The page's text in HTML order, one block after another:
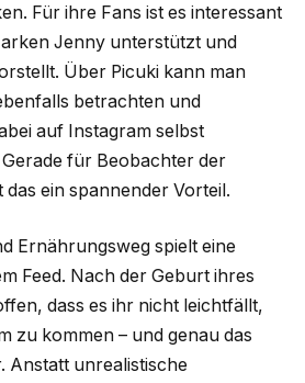
Für ihre Fans ist es interessant
Jenny unterstützt und
Über Picuki kann man
betrachten und
auf Instagram selbst
für Beobachter der
ein spannender Vorteil.
Ernährungsweg spielt eine
Feed. Nach der Geburt ihres
dass es ihr nicht leichtfällt,
zu kommen – und genau das
Anstatt unrealistische